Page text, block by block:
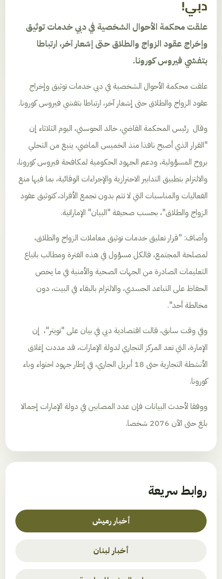
دبي!
علقت محكمة الأحوال الشخصية في دبي خدمات توثيق
وإخراج عقود الزواج والطلاق حتى إشعار آخر، ارتباطا
بتفشي فيروس كورونا.
علقت محكمة الأحوال الشخصية في دبي خدمات توثيق وإخراج
عقود الزواج والطلاق حتى إشعار آخر، ارتباطا بتفشي فيروس كورونا.
وقال رئيس المحكمة القاضي، خالد الحوسني، اليوم الثلاثاء إن
"القرار الذي أصبح نافذا منذ الخميس الماضي، ينبع من التحلي
بروح المسؤولية، ودعم الجهود الحكومية لمكافحة فيروس كورونا،
والالتزام بتطبيق التدابير الاحترازية والإجراءات الوقائية، بما فيها منع
الفعاليات والمناسبات التي لا تتم بدون تجمع الأفراد، كتوثيق عقود
الزواج والطلاق"، بحسب صحيفة "البيان" الإماراتية.
وأضاف: "قرار تعليق خدمات توثيق معاملات الزواج والطلاق،
لمصلحة المجتمع، فالكل مسؤول في هذه الفترة ومطالب باتباع
التعليمات الصادرة من الجهات الصحية والأمنية في ما يخص
الحفاظ على التباعد الجسدي، والالتزام بالبقاء في البيت، دون
مخالطة أحد".
وفي وقت سابق، قالت اقتصادية دبي في بيان على "تويتر"، إن
الإمارة، التي تعد المركز التجاري لدولة الإمارات، قد مددت إغلاق
الأنشطة التجارية حتى 18 أبريل الجاري، في إطار جهود احتواء وباء
كورونا.
ووفقا لأحدث البيانات فإن عدد المصابين في دولة الإمارات إجمالا
بلغ حتى الآن 2076 شخصا.
روابط سريعة
أخبار رميش
أخبار لبنان